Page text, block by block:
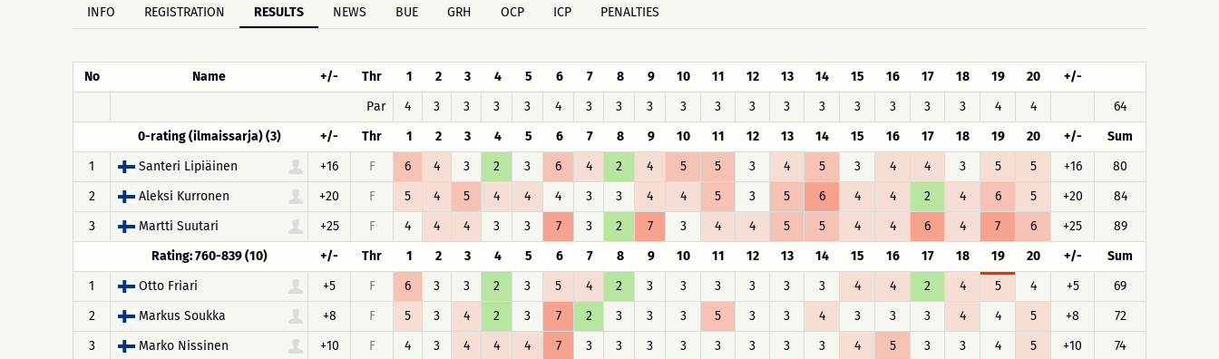
INFO REGISTRATION RESULTS NEWS BUE GRH OCP ICP PENALTIES
No Name +/- Thr 1 2 3 4 5 6 7 8 9 10 11 12 13 14 15 16 17 18 19 20
+/-
Par
4 3 3 3 3 4 3 3 3 3 3 3 3 3 3 3 3 3 4 4
64
0-rating (ilmaissarja) (3)
+/- Thr 1 2 3 4 5 6 7 8 9 10 11 12 13 14 15 16 17 18 19 20 +/-
Sum
1
Santeri Lipiäinen +16 F 6 4 3 2 3 6 4 2 4 5 5 3 4 5 3 4 4 3 5 5 +16
80
2
Aleksi Kurronen +20 F 5 4 5 4 4 4 3 3 4 4 5 3 5 6 4 4 2 4 6 5 +20
84
3
Martti Suutari +25 F 4 4 4 3 3 7 3 2 7 3 4 4 5 5 4 4 6 4 7 6 +25
89
Rating: 760-839 (10)
+/- Thr 1 2 3 4 5 6 7 8 9 10 11 12 13 14 15 16 17 18 19 20 +/-
Sum
1
Otto Friari +5 F 6 3 3 2 3 5 4 2 3 3 3 3 3 3 4 4 2 4 5 4 +5
69
2
Markus Soukka +8 F 5 3 4 2 3 7 2 3 3 3 5 3 3 4 3 3 3 4 4 5 +8
72
3
Marko Nissinen +10 F 4 3 4 4 4 7 3 3 3 3 3 3 3 3 4 5 3 3 4 5 +10
74